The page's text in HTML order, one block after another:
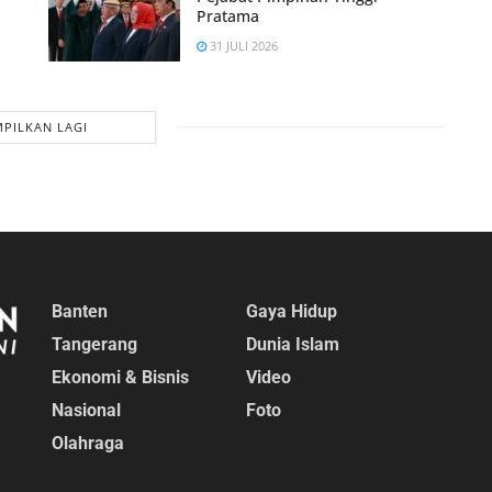
Pratama
31 JULI 2026
LAGI
Banten
Tangerang
Ekonomi & Bisnis
Nasional
Olahraga
Gaya Hidup
Dunia Islam
Video
Foto